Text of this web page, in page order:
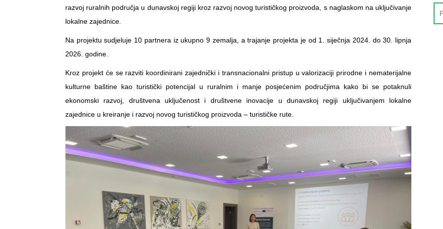
razvoj ruralnih područja u dunavskoj regiji kroz razvoj novog turističkog proizvoda, s naglaskom na uključivanje
lokalne zajednice.
Na projektu sudjeluje 10 partnera iz ukupno 9 zemalja, a trajanje projekta je od 1. siječnja 2024. do 30. lipnja
2026. godine.
Kroz projekt će se razviti koordinirani zajednički i transnacionalni pristup u valorizaciji prirodne i nematerijalne
kulturne baštine kao turistički potencijal u ruralnim i manje posjećenim područjima kako bi se potaknuli
ekonomski razvoj, društvena uključenost i društvene inovacije u dunavskoj regiji uključivanjem lokalne
zajednice u kreiranje i razvoj novog turističkog proizvoda – turističke rute.